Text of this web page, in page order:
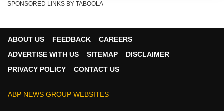
OpenAI पर लगे बड़े आरोप
SPONSORED LINKS BY TABOOLA
ABOUT US FEEDBACK
CAREERS
ADVERTISE WITH US
SITEMAP
DISCLAIMER
PRIVACY POLICY
CONTACT US
ABP NEWS GROUP WEBSITES